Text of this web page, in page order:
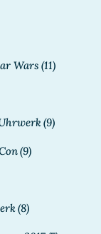
Wars (11)
(9)
(9)
(8)